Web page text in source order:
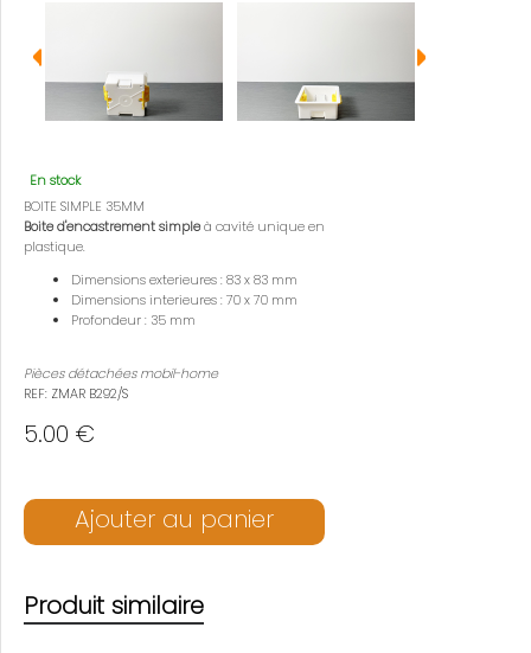
En stock
BOITE SIMPLE 35MM
Boite d'encastrement simpleà cavité unique en
plastique.
Dimensions exterieures : 83 x 83 mm
Dimensions interieures : 70 x 70 mm
Profondeur : 35 mm
Pièces détachées mobil-home
REF: ZMAR B292/S
5.00 €
Ajouter au panier
Produit similaire